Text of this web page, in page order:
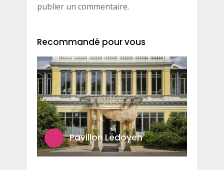
publier un commentaire.
Recommandé pour vous
Pavillon Ledoyen